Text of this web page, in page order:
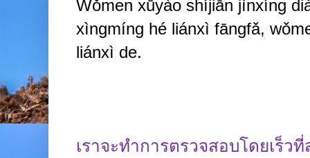
Wǒmen xūyào shíjiān jìnxíng
xìngmíng hé liánxì fāngfǎ,
liánxì de.
เราจะทำการตรวจสอบโดยเร็